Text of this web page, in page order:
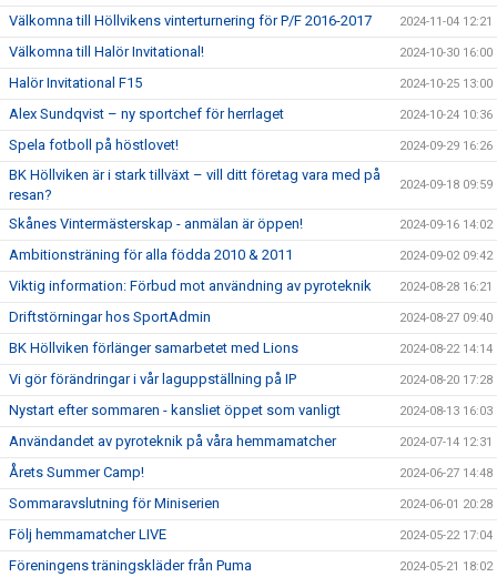
Välkomna till Höllvikens vinterturnering för P/F 2016-2017 2024-11-04 12:21
Välkomna till Halör Invitational! 2024-10-30 16:00
Halör Invitational F15 2024-10-25 13:00
Alex Sundqvist – ny sportchef för herrlaget 2024-10-24 10:36
Spela fotboll på höstlovet! 2024-09-29 16:26
BK Höllviken är i stark tillväxt – vill ditt företag vara med på
resan?
2024-09-18 09:59
Skånes Vintermästerskap - anmälan är öppen! 2024-09-16 14:02
Ambitionsträning för alla födda 2010 & 2011 2024-09-02 09:42
Viktig information: Förbud mot användning av pyroteknik 2024-08-28 16:21
Driftstörningar hos SportAdmin 2024-08-27 09:40
BK Höllviken förlänger samarbetet med Lions 2024-08-22 14:14
Vi gör förändringar i vår laguppställning på IP 2024-08-20 17:28
Nystart efter sommaren - kansliet öppet som vanligt 2024-08-13 16:03
Användandet av pyroteknik på våra hemmamatcher 2024-07-14 12:31
Årets Summer Camp! 2024-06-27 14:48
Sommaravslutning för Miniserien 2024-06-01 20:28
Följ hemmamatcher LIVE 2024-05-22 17:04
Föreningens träningskläder från Puma 2024-05-21 18:02